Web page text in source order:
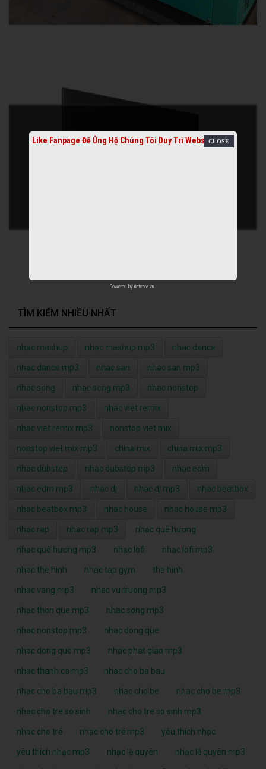
TÌM KIẾM NHIỀU NHẤT
nhạc mashup nhạc mashup mp3 nhac dance
nhac dance mp3 nhac san nhac san mp3
nhac song nhac song mp3 nhac nonstop
nhac nonstop mp3 nhac viet remix
nhac viet remix mp3 nonstop viet mix
nonstop viet mix mp3 china mix china mix mp3
nhac dubstep nhac dubstep mp3 nhac edm
nhac edm mp3 nhac dj nhac dj mp3 nhac beatbox
nhac beatbox mp3 nhac house nhac house mp3
nhac rap nhac rap mp3 nhạc quê hương
nhạc quê hương mp3 nhạc lofi nhạc lofi mp3
nhac the hinh nhac tap gym the hinh
nhac vang mp3 nhac vu truong mp3
nhac thon que mp3 nhac song mp3
nhac nonstop mp3 nhac dong que
nhac dong que mp3 nhac phat giao mp3
nhac thanh ca mp3 nhac cho ba bau
nhac cho ba bau mp3 nhac cho be nhac cho be mp3
nhac cho tre so sinh nhac cho tre so sinh mp3
nhạc cho trẻ nhạc cho trẻ mp3 yêu thích nhạc
yêu thích nhạc mp3 nhạc lệ quyên nhạc lệ quyên mp3
Like Fanpage Để Ủng Hộ Chúng Tôi Duy Trì Website
Powered by netcore.vn